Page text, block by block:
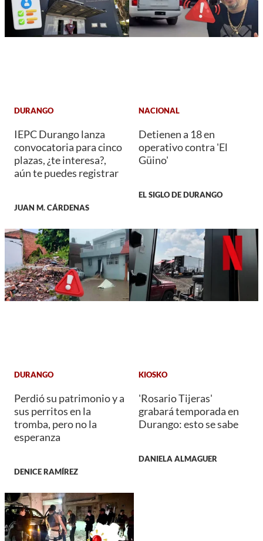
DURANGO
IEPC Durango lanza
convocatoria para cinco
plazas, ¿te interesa?,
aún te puedes registrar
JUAN M. CÁRDENAS
NACIONAL
Detienen a 18 en
operativo contra 'El
Güino'
EL SIGLO DE DURANGO
DURANGO
Perdió su patrimonio y a
sus perritos en la
tromba, pero no la
esperanza
DENICE RAMÍREZ
KIOSKO
'Rosario Tijeras'
grabará temporada en
Durango: esto se sabe
DANIELA ALMAGUER